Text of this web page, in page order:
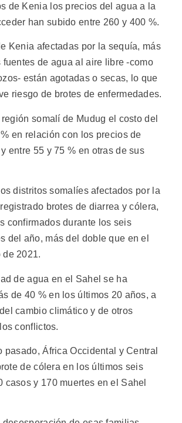
de Kenia los precios del agua a la
han subido entre 260 y 400 %.
Kenia afectadas por la sequía, más
fuentes de agua al aire libre -como
están agotadas o secas, lo que
riesgo de brotes de enfermedades.
somalí de Mudug el costo del
en relación con los precios de
entre 55 y 75 % en otras de sus
distritos somalíes afectados por la
brotes de diarrea y cólera,
confirmados durante los seis
del año, más del doble que en el
de 2021.
de agua en el Sahel se ha
de 40 % en los últimos 20 años, a
cambio climático y de otros
conflictos.
pasado, África Occidental y Central
de cólera en los últimos seis
casos y 170 muertes en el Sahel